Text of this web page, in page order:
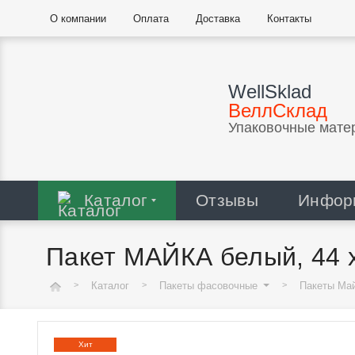
О компании Оплата Доставка Контакты
WellSklad
ВеллСклад
Упаковочные
Каталог Отзывы
Пакет МАЙКА белый, 44
Каталог Пакеты фасовочные Пакеты
Хит